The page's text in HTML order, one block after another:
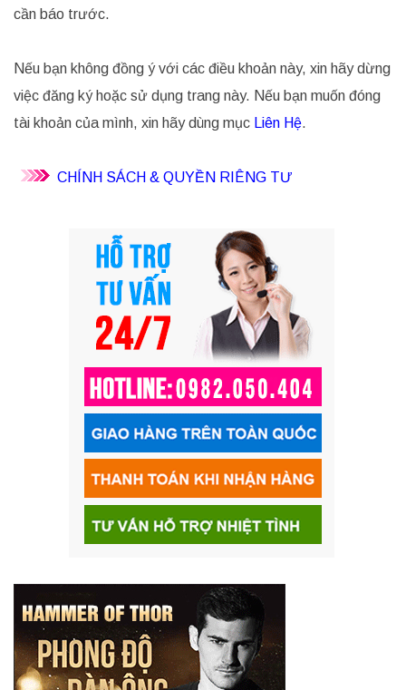
cần báo trước.
Nếu bạn không đồng ý với các điều khoản này, xin hãy dừng
việc đăng ký hoặc sử dụng trang này. Nếu bạn muốn đóng
tài khoản của mình, xin hãy dùng mục Liên Hệ.
CHÍNH SÁCH & QUYỀN RIÊNG TƯ